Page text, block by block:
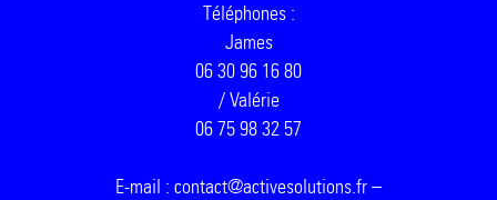
Téléphones :
James
06 30 96 16 80
/ Valérie
06 75 98 32 57
E-mail : contact@activesolutions.fr –